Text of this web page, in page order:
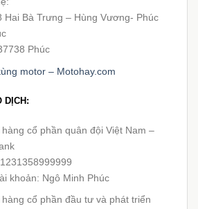
Hai Bà Trưng – Hùng Vương- Phúc
Phúc
motor – Motohay.com
DỊCH:
hàng cổ phần quân đội Việt Nam –
khoản: Ngô Minh Phúc
hàng cổ phần đầu tư và phát triển